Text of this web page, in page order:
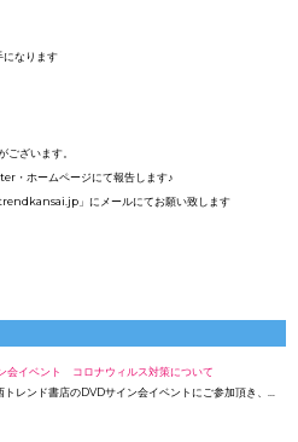
になります
ございます。
・ホームページにて報告します♪
」にメールにてお願い致します
会イベント コロナウィルス対策について
トレンド書店のDVDサイン会イベントにご参加頂き、…